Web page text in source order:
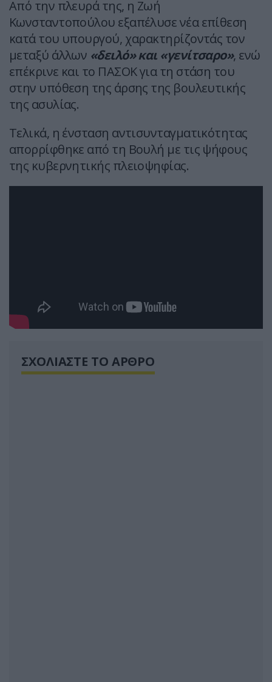
Από την πλευρά της, η Ζωή
Κωνσταντοπούλου εξαπέλυσε νέα επίθεση
κατά του υπουργού, χαρακτηρίζοντάς τον
μεταξύ άλλων «δειλό» και «γενίτσαρο», ενώ
επέκρινε και το ΠΑΣΟΚ για τη στάση του
στην υπόθεση της άρσης της βουλευτικής
της ασυλίας.
Τελικά, η ένσταση αντισυνταγματικότητας
απορρίφθηκε από τη Βουλή με τις ψήφους
της κυβερνητικής πλειοψηφίας.
ΣΧΟΛΙΑΣΤΕ ΤΟ ΑΡΘΡΟ